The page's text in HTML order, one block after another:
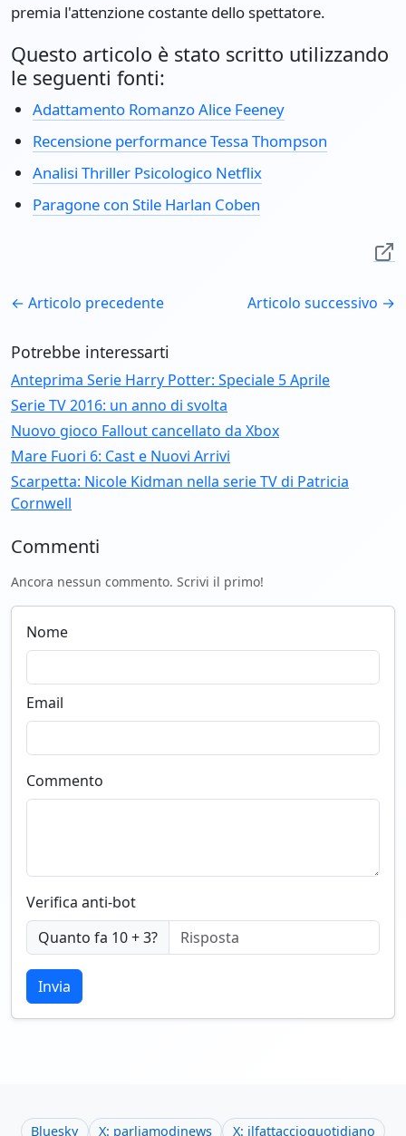
premia l'attenzione costante dello spettatore.
Questo articolo è stato scritto utilizzando
le seguenti fonti:
Adattamento Romanzo Alice Feeney
Recensione performance Tessa Thompson
Analisi Thriller Psicologico Netflix
Paragone con Stile Harlan Coben
← Articolo precedente Articolo successivo →
Potrebbe interessarti
Anteprima Serie Harry Potter: Speciale 5 Aprile
Serie TV 2016: un anno di svolta
Nuovo gioco Fallout cancellato da Xbox
Mare Fuori 6: Cast e Nuovi Arrivi
Scarpetta: Nicole Kidman nella serie TV di Patricia
Cornwell
Commenti
Ancora nessun commento. Scrivi il primo!
Nome
Email
Commento
Verifica anti-bot
Quanto fa 10 + 3?
Invia
Bluesky X: parliamodinews X: ilfattaccioquotidiano